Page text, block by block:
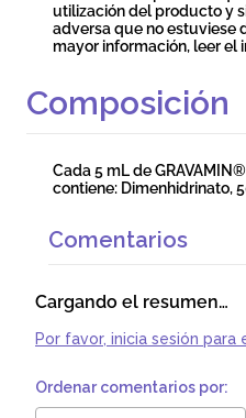
utilización del producto y
adversa que no estuviese
mayor información, leer el
Composición
Cada 5 mL de
contiene: Dimenhidrinato,
Comentarios
Cargando el resumen…
Por favor, inicia sesión para